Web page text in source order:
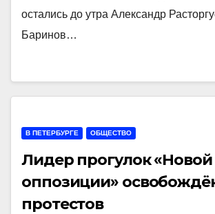
остались до утра Александр
Баринов…
В ПЕТЕРБУРГЕ ОБЩЕСТВО
Лидер прогулок «Новой
оппозиции»
протестов